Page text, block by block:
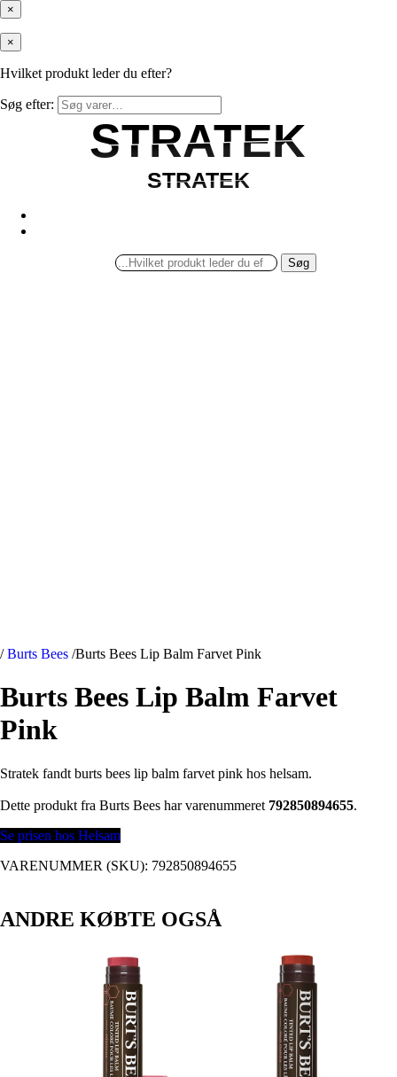
×
×
Hvilket produkt leder du efter?
Søg efter:
STRATEK
STRATEK
STRATEK
STRATEK
Søg
/ Burts Bees /Burts Bees Lip Balm Farvet Pink
Burts Bees Lip Balm Farvet
Pink
Stratek fandt burts bees lip balm farvet pink hos helsam.
Dette produkt fra Burts Bees har varenummeret 792850894655.
Se prisen hos Helsam
VARENUMMER (SKU): 792850894655
ANDRE KØBTE OGSÅ